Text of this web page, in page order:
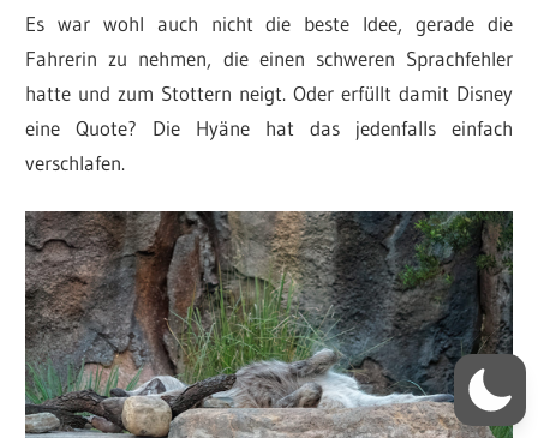
Es war wohl auch nicht die beste Idee, gerade die
Fahrerin zu nehmen, die einen schweren Sprachfehler
hatte und zum Stottern neigt. Oder erfüllt damit Disney
eine Quote? Die Hyäne hat das jedenfalls einfach
verschlafen.